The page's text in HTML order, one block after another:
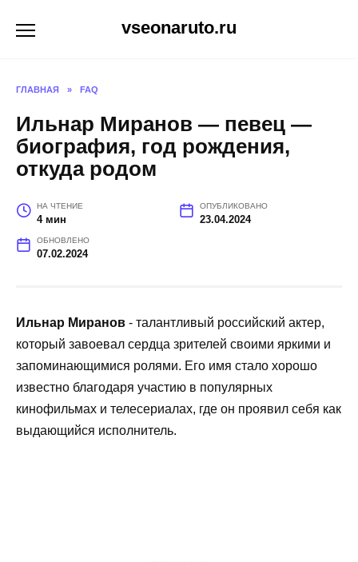
vseonaruto.ru
ГЛАВНАЯ » FAQ
Ильнар Миранов — певец —
биография, год рождения,
откуда родом
НА ЧТЕНИЕ
4 мин
ОПУБЛИКОВАНО
23.04.2024
ОБНОВЛЕНО
07.02.2024
Ильнар Миранов - талантливый российский актер,
который завоевал сердца зрителей своими яркими и
запоминающимися ролями. Его имя стало хорошо
известно благодаря участию в популярных
кинофильмах и телесериалах, где он проявил себя как
выдающийся исполнитель.